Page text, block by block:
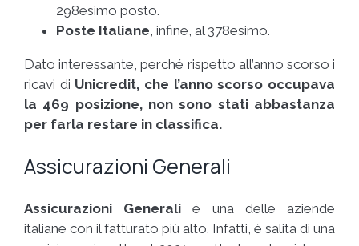
298esimo posto.
Poste Italiane, infine, al 378esimo.
Dato interessante, perché rispetto all’anno scorso i
ricavi di Unicredit, che l’anno scorso occupava
la 469 posizione, non sono stati abbastanza
per farla restare in classifica.
Assicurazioni Generali
Assicurazioni Generali è una delle aziende
italiane con il fatturato più alto. Infatti, è salita di una